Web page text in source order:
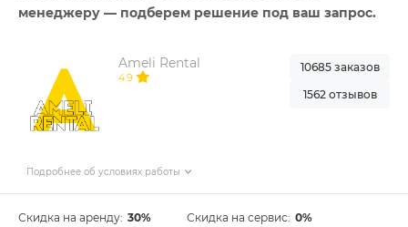
менеджеру — подберем решение под ваш запрос.
Ameli Rental
4.9
Подробнее об условиях работы
10685 заказов
1562 отзывов
Скидка на аренду: 30% Скидка на сервис: 0%